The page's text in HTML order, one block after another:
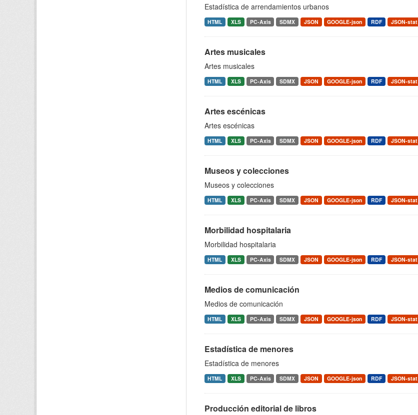
Estadística de arrendamientos urbanos
HTML XLS PC-Axis SDMX JSON GOOGLE-json RDF JSON-stat
Artes musicales
Artes musicales
HTML XLS PC-Axis SDMX JSON GOOGLE-json RDF JSON-stat
Artes escénicas
Artes escénicas
HTML XLS PC-Axis SDMX JSON GOOGLE-json RDF JSON-stat
Museos y colecciones
Museos y colecciones
HTML XLS PC-Axis SDMX JSON GOOGLE-json RDF JSON-stat
Morbilidad hospitalaria
Morbilidad hospitalaria
HTML XLS PC-Axis SDMX JSON GOOGLE-json RDF JSON-stat
Medios de comunicación
Medios de comunicación
HTML XLS PC-Axis SDMX JSON GOOGLE-json RDF JSON-stat
Estadística de menores
Estadística de menores
HTML XLS PC-Axis SDMX JSON GOOGLE-json RDF JSON-stat
Producción editorial de libros